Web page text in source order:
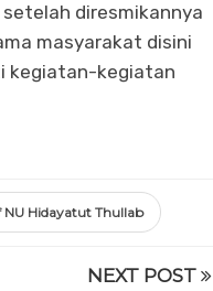
diresmikannya
masyarakat disini
kegiatan-kegiatan
Hidayatut Thullab
NEXT POST